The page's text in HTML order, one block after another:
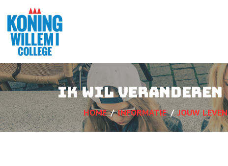
Ik wil veranderen
HOME INFORMATIE JOUW LEVEN